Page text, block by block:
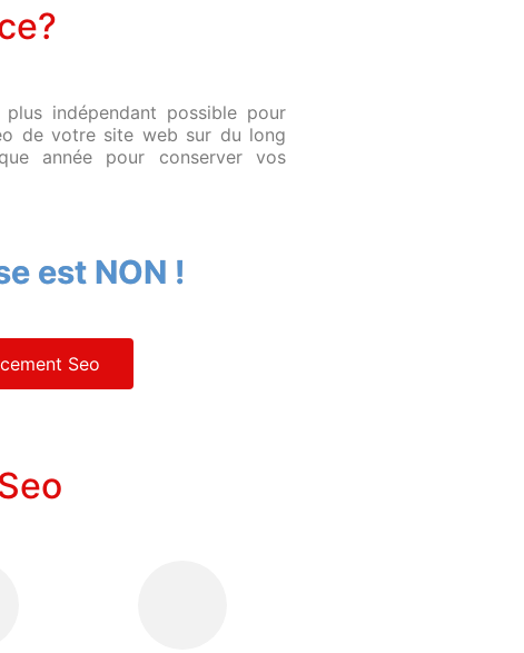
indépendant possible pour
de votre site web sur du long
année pour conserver vos
est NON !
Seo